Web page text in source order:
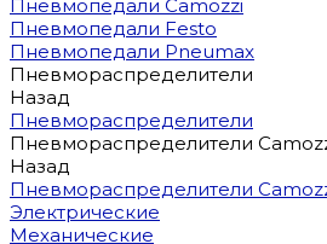
Пневмопедали Camozzi
Пневмопедали Festo
Пневмопедали Pneumax
Пневмораспределители
Назад
Пневмораспределители
Пневмораспределители
Назад
Пневмораспределители
Электрические
Механические